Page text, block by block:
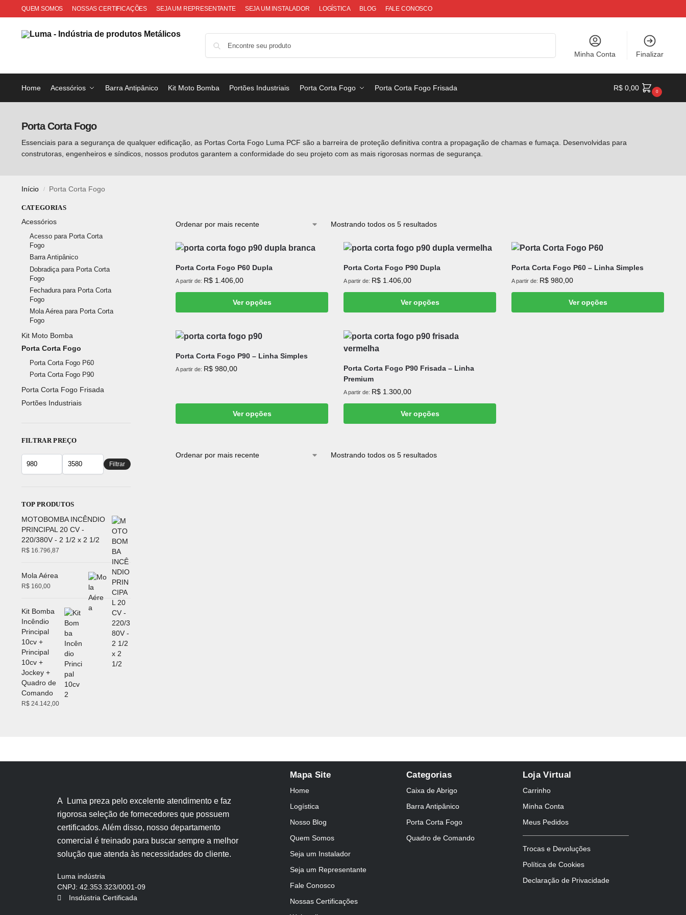
QUEM SOMOS NOSSAS CERTIFICAÇÕES SEJA UM REPRESENTANTE SEJA UM INSTALADOR LOGÍSTICA BLOG FALE CONOSCO
Minha Conta Finalizar
Home Acessórios Barra Antipânico Kit Moto Bomba Portões Industriais Porta Corta Fogo Porta Corta Fogo Frisada R$ 0,00 0
Porta Corta Fogo
Essenciais para a segurança de qualquer edificação, as Portas Corta Fogo Luma PCF são a barreira de proteção definitiva contra a propagação de chamas e fumaça. Desenvolvidas para
construtoras, engenheiros e síndicos, nossos produtos garantem a conformidade do seu projeto com as mais rigorosas normas de segurança.
Início / Porta Corta Fogo
Mostrando todos os 5 resultados
Porta Corta Fogo P60 Dupla
A partir de: R$ 1.406,00
Ver opções
Porta Corta Fogo P90 Dupla
A partir de: R$ 1.406,00
Ver opções
Porta Corta Fogo P60 – Linha Simples
A partir de: R$ 980,00
Ver opções
Porta Corta Fogo P90 – Linha Simples
A partir de: R$ 980,00
Ver opções
Porta Corta Fogo P90 Frisada – Linha
Premium
A partir de: R$ 1.300,00
Ver opções
Mostrando todos os 5 resultados
CATEGORIAS
Acessórios
Acesso para Porta Corta
Fogo
Barra Antipânico
Dobradiça para Porta Corta
Fogo
Fechadura para Porta Corta
Fogo
Mola Aérea para Porta Corta
Fogo
Kit Moto Bomba
Porta Corta Fogo
Porta Corta Fogo P60
Porta Corta Fogo P90
Porta Corta Fogo Frisada
Portões Industriais
FILTRAR PREÇO
Filtrar
TOP PRODUTOS
MOTOBOMBA INCÊNDIO
PRINCIPAL 20 CV -
220/380V - 2 1/2 x 2 1/2
R$16.796,87
Mola Aérea
R$160,00
Kit Bomba
Incêndio
Principal
10cv +
Principal
10cv +
Jockey +
Quadro de
Comando
R$24.142,00
A Luma preza pelo excelente atendimento e faz
rigorosa seleção de fornecedores que possuem
certificados. Além disso, nosso departamento
comercial é treinado para buscar sempre a melhor
solução que atenda às necessidades do cliente.
Luma indústria
CNPJ: 42.353.323/0001-09
Insdústria Certificada
Mapa Site
Home
Logística
Nosso Blog
Quem Somos
Seja um Instalador
Seja um Representante
Fale Conosco
Nossas Certificações
Categorias
Caixa de Abrigo
Barra Antipânico
Porta Corta Fogo
Quadro de Comando
Loja Virtual
Carrinho
Minha Conta
Meus Pedidos
Trocas e Devoluções
Política de Cookies
Declaração de Privacidade